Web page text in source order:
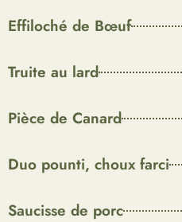
Effiloché de Bœuf
Truite au lard
Pièce de Canard
Duo pounti, choux farci
Saucisse de porc